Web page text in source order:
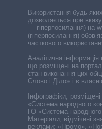
Використання будь-
дозволяється при
— гіперпосилання) на
(гіперпосилання)
часткового
Аналітична інформація
що розміщені на
стан виконання цих
Слово і Діло» і є
Інфографіки,
«Система народного
ГО «Система
Матеріали, відмічені
реклами: «Промо»,